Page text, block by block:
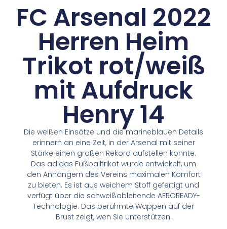
FC Arsenal 2022
Herren Heim
Trikot rot/weiß
mit Aufdruck
Henry 14
Die weißen Einsätze und die marineblauen Details
erinnern an eine Zeit, in der Arsenal mit seiner
Stärke einen großen Rekord aufstellen konnte.
Das adidas Fußballtrikot wurde entwickelt, um
den Anhängern des Vereins maximalen Komfort
zu bieten. Es ist aus weichem Stoff gefertigt und
verfügt über die schweißableitende AEROREADY-
Technologie. Das berühmte Wappen auf der
Brust zeigt, wen Sie unterstützen.